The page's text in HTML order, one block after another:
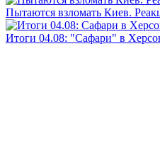
Пытаются взломать Киев.
Итоги 04.08: "Сафари" в